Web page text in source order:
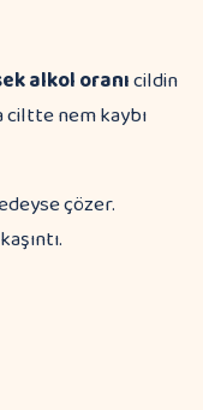
alkol oranıcildin
ciltte nem kaybı
çözer.